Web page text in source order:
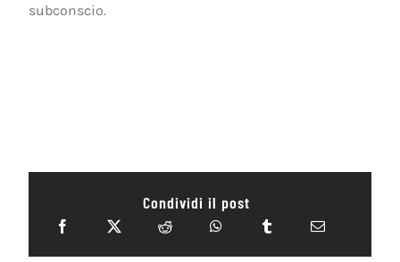
subconscio.
Condividi il post